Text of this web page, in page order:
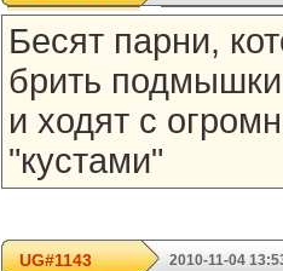
Бесят парни,
брить
и ходят с
"кустами"
UG#1143 2010-11-04